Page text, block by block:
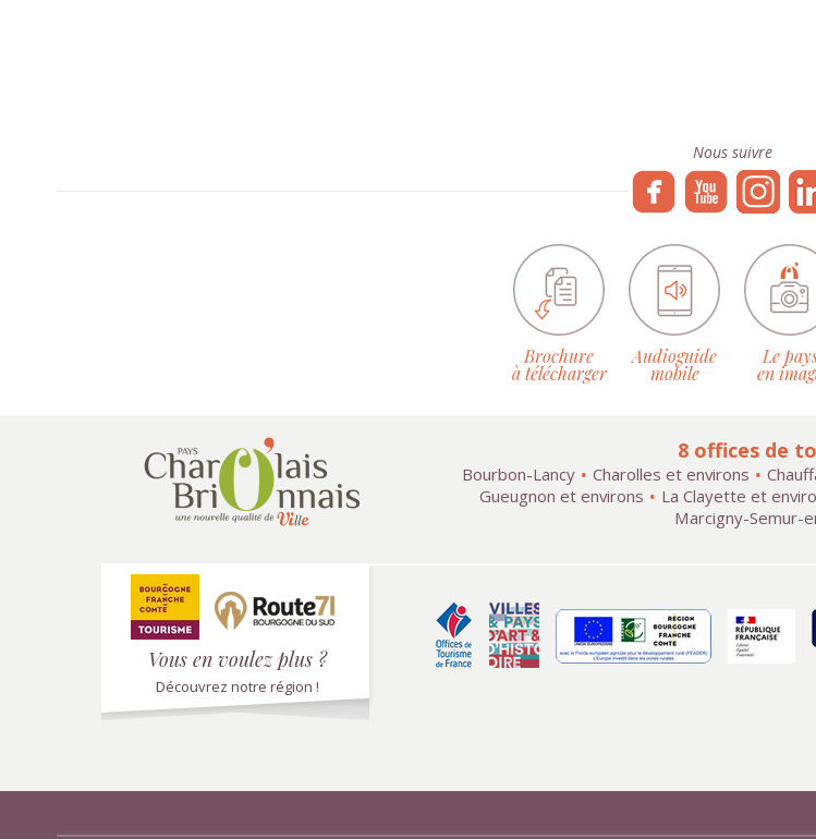
Nous suivre
Brochure
à télécharger
Audioguide
mobile
Le
en
8 offices de
Bourbon-Lancy Charolles et environs
Gueugnon et environs
La Clayette et
Marcigny-Semur-
Vous en voulez plus ?
Découvrez notre région !